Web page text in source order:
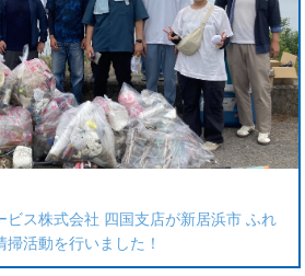
ビス株式会社 四国支店が新居浜市 ふれ
活動を行いました！